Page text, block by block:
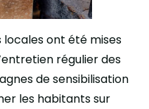
locales ont été mises
régulier des
de sensibilisation
les habitants sur